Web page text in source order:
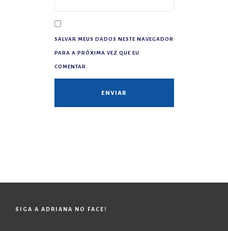
SALVAR MEUS DADOS NESTE NAVEGADOR
PARA A PRÓXIMA VEZ QUE EU
COMENTAR.
SIGA A ADRIANA NO FACE!